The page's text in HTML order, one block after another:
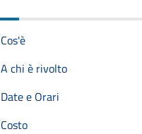
Cos'è
A chi è rivolto
Date e Orari
Costo